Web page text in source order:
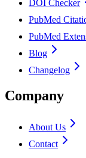
DOI Checker
PubMed
PubMed
Blog
Changelog
Company
About Us
Contact